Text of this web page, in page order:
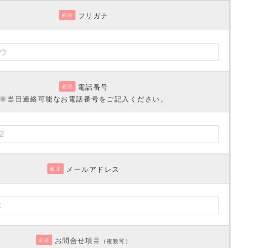
必須 フリガナ
必須
電話番号
※当日連絡可能なお電話番号をご記入ください。
必須 メールアドレス
必須 お問合せ項目 （複数可）